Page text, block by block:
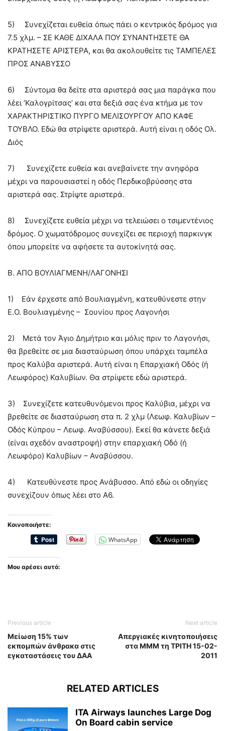
5) Συνεχίζεται ευθεία όπως πάει ο κεντρικός δρόμος για
7.5 χλμ. – ΣΕ ΚΑΘΕ ΔΙΧΑΛΑ ΠΟΥ ΣΥΝΑΝΤΗΣΕΤΕ ΘΑ
ΚΡΑΤΗΣΕΤΕ ΑΡΙΣΤΕΡΑ, και θα ακολουθείτε τις ΤΑΜΠΕΛΕΣ
ΠΡΟΣ ΑΝΑΒΥΣΣΟ
6) Σύντομα θα δείτε στα αριστερά σας μια παράγκα που
λέει ‘Καλογρίτσας’ και στα δεξιά σας ένα κτήμα με τον
ΧΑΡΑΚΤΗΡΙΣΤΙΚΟ ΠΥΡΓΟ ΜΕΛΙΣΟΥΡΓΟΥ ΑΠΟ ΚΑΦΕ
ΤΟΥΒΛΟ. Εδώ θα στρίψετε αριστερά. Αυτή είναι η οδός Ολ.
Διός
7) Συνεχίζετε ευθεία και ανεβαίνετε την ανηφόρα
μέχρι να παρουσιαστεί η οδός Περδικοβρύσσης στα
αριστερά σας. Στρίψτε αριστερά.
8) Συνεχίζετε ευθεία μέχρι να τελειώσει ο τσιμεντένιος
δρόμος. Ο χωματόδρομος συνεχίζει σε περιοχή παρκινγκ
όπου μπορείτε να αφήσετε τα αυτοκίνητά σας.
Β. ΑΠΟ ΒΟΥΛΙΑΓΜΕΝΗ/ΛΑΓΟΝΗΣΙ
1) Εάν έρχεστε από Βουλιαγμένη, κατευθύνεστε στην
Ε.Ο. Βουλιαγμένης – Σουνίου προς Λαγονήσι
2) Μετά τον Άγιο Δημήτριο και μόλις πριν το Λαγονήσι,
θα βρεθείτε σε μια διασταύρωση όπου υπάρχει ταμπέλα
προς Καλύβα αριστερά. Αυτή είναι η Επαρχιακή Οδός (ή
Λεωφόρος) Καλυβίων. Θα στρίψετε εδώ αριστερά.
3) Συνεχίζετε κατευθυνόμενοι προς Καλύβια, μέχρι να
βρεθείτε σε διασταύρωση στα π. 2 χλμ (Λεωφ. Καλυβίων –
Οδός Κύπρου – Λεωφ. Αναβύσσου). Εκεί θα κάνετε δεξιά
(είναι σχεδόν αναστροφή) στην επαρχιακή Οδό (ή
Λεωφόρο) Καλυβίων – Αναβύσσου.
4) Κατευθύνεστε προς Ανάβυσσο. Από εδώ οι οδηγίες
συνεχίζουν όπως λέει στο Α6.
Κοινοποιήστε:
WhatsApp
Μου αρέσει αυτό:
Previous article
Μείωση 15% των
εκπομπών άνθρακα στις
εγκαταστάσεις του ΔΑΑ
Next article
Απεργιακές κινητοποιήσεις
στα ΜΜΜ τη ΤΡΙΤΗ 15-02-
2011
RELATED ARTICLES
ITA Airways launches Large Dog
On Board cabin service